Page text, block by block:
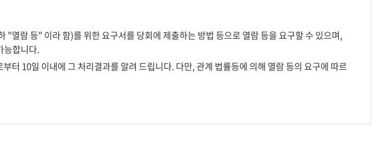
열람 등" 이라 함)를 위한 요구서를 당회에 제출하는 방법 등으로 열람 등을 요구할 수 있으며,
능합니다.
터 10일 이내에 그 처리결과를 알려 드립니다. 다만, 관계 법률등에 의해 열람 등의 요구에 따르